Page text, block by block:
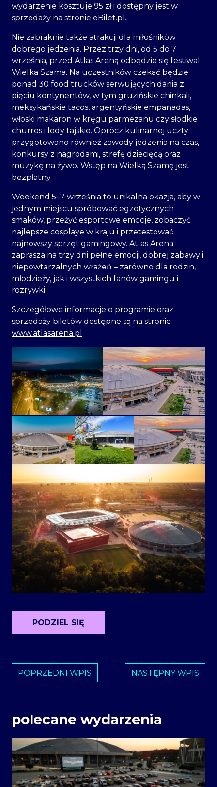
wydarzenie kosztuje 95 zł i dostępny jest w
sprzedaży na stronie eBilet.pl .
Nie zabraknie także atrakcji dla miłośników
dobrego jedzenia. Przez trzy dni, od 5 do 7
września, przed Atlas Areną odbędzie się festiwal
Wielka Szama. Na uczestników czekać będzie
ponad 30 food trucków serwujących dania z
pięciu kontynentów, w tym gruzińskie chinkali,
meksykańskie tacos, argentyńskie empanadas,
włoski makaron w kręgu parmezanu czy słodkie
churros i lody tajskie. Oprócz kulinarnej uczty
przygotowano również zawody jedzenia na czas,
konkursy z nagrodami, strefę dziecięcą oraz
muzykę na żywo. Wstęp na Wielką Szamę jest
bezpłatny.
Weekend 5–7 września to unikalna okazja, aby w
jednym miejscu spróbować egzotycznych
smaków, przeżyć esportowe emocje, zobaczyć
najlepsze cosplaye w kraju i przetestować
najnowszy sprzęt gamingowy. Atlas Arena
zaprasza na trzy dni pełne emocji, dobrej zabawy i
niepowtarzalnych wrażeń – zarówno dla rodzin,
młodzieży, jak i wszystkich fanów gamingu i
rozrywki.
Szczegółowe informacje o programie oraz
sprzedaży biletów dostępne są na stronie
www.atlasarena.pl
PODZIEL SIĘ
POPRZEDNI WPIS NASTĘPNY WPIS
polecane wydarzenia